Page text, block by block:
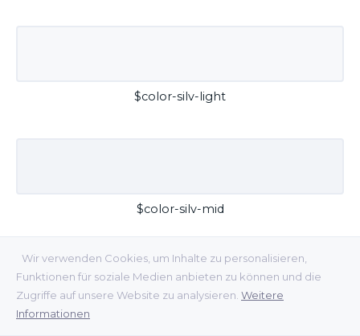
Wir verwenden Cookies, um Inhalte zu personalisieren,
Funktionen für soziale Medien anbieten zu können und die
Zugriffe auf unsere Website zu analysieren. Weitere
Informationen
$color-silv-light
$color-silv-mid